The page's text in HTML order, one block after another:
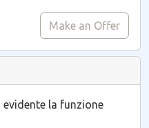
Make an Offer
la funzione